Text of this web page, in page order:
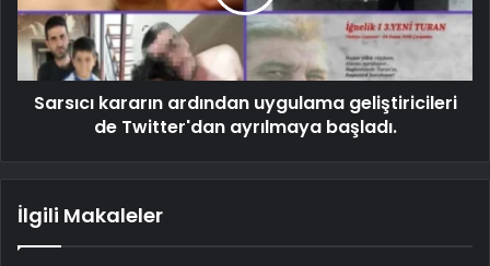
Sarsıcı kararın ardından uygulama geliştiricileri
de Twitter'dan ayrılmaya başladı.
İlgili Makaleler